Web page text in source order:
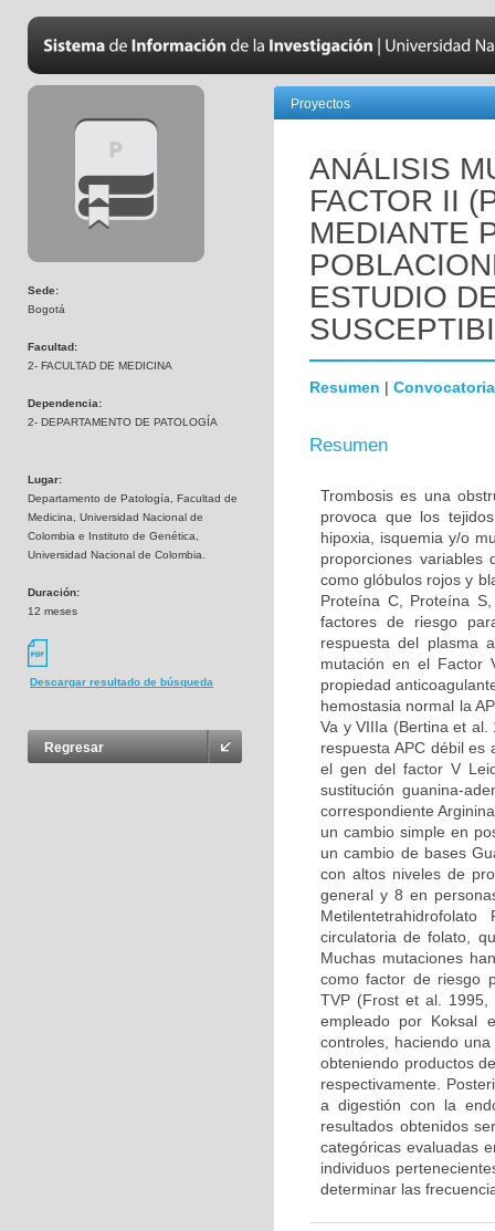
Sede:
Bogotá
Facultad:
2- FACULTAD DE MEDICINA
Dependencia:
2- DEPARTAMENTO DE PATOLOGÍA
Lugar:
Departamento de Patología, Facultad de
Medicina, Universidad Nacional de
Colombia e Instituto de Genética,
Universidad Nacional de Colombia.
Duración:
12 meses
Descargar resultado de búsqueda
Regresar
Proyectos
ANÁLISIS
FACTOR II
MEDIANTE
ESTUDIO
Resumen | Convocatoria
Resumen
Trombosis es una
provoca que los
hipoxia, isquemia y/o
proporciones variables
como glóbulos rojos y
Proteína C, Proteína
factores de riesgo
respuesta del plasma
mutación en el Factor
propiedad
hemostasia normal la
Va y VIIIa (Bertina et
respuesta APC débil es
el gen del factor V
sustitución guanina-
correspondiente
un cambio simple en
un cambio de bases
con altos niveles de
general y 8 en
circulatoria de folato,
Muchas mutaciones
como factor de riesgo
TVP (Frost et al. 1995,
empleado por Koksal
controles, haciendo
obteniendo productos
respectivamente.
a digestión con la
resultados obtenidos
categóricas evaluadas
individuos
determinar las